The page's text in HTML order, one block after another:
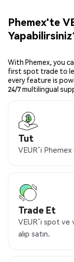
Phemex'te
With Phemex, you
first spot trade to
every feature is
24/7 multilingual
Tut
VEUR’i Phemex
Trade Et
VEUR’i spot ve
alıp satın.